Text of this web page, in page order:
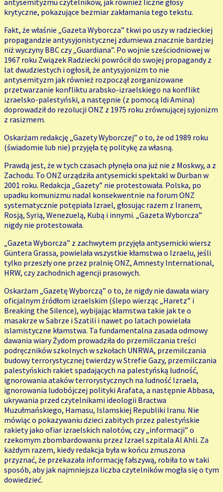
antysemityzmu czytelników, jak również liczne głosy
krytyczne, pokazujące bezmiar zakłamania tego tekstu.
Fakt, że właśnie „Gazeta Wyborcza” tkwi po uszy w radzieckiej
propagandzie antysyjonistycznej zdumiewa znacznie bardziej
niż wyczyny BBC czy „Guardiana”. Po wojnie sześciodniowej w
1967 roku Związek Radziecki powrócił do swojej propagandy z
lat dwudziestych i ogłosił, że antysyjonizm to nie
antysemityzm jak również rozpoczął zorganizowane
przetwarzanie konfliktu arabsko-izraelskiego na konflikt
izraelsko-palestyński, a następnie (z pomocą Idi Amina)
doprowadził do rezolucji ONZ z 1975 roku zrównującej syjonizm
z rasizmem.
Oskarżam redakcję „Gazety Wyborczej” o to, że od 1989 roku
(świadomie lub nie) przyjęła tę politykę za własną.
Prawdą jest, że w tych czasach płynęła ona już nie z Moskwy, a z
Zachodu. To ONZ urządziła antysemicki spektakl w Durban w
2001 roku. Redakcja „Gazety” nie protestowała. Polska, po
upadku komunizmu nadal konsekwentnie na forum ONZ
systematycznie potępiała Izrael, głosując razem z Iranem,
Rosją, Syrią, Wenezuelą, Kubą i innymi. „Gazeta Wyborcza”
nigdy nie protestowała.
„Gazeta Wyborcza” z zachwytem przyjęła antysemicki wiersz
Güntera Grassa, powielała wszystkie kłamstwa o Izraelu, jeśli
tylko przeszły one przez pralnię ONZ, Amnesty International,
HRW, czy zachodnich agencji prasowych.
Oskarżam „Gazetę Wyborczą” o to, że nigdy nie dawała wiary
oficjalnym źródłom izraelskim (ślepo wierząc „Haretz” i
Breaking the Silence), wybijając kłamstwa takie jak te o
masakrze w Sabrze i Szatili i nawet po latach powielała
islamistyczne kłamstwa. Ta fundamentalna zasada odmowy
dawania wiary Żydom prowadziła do przemilczania treści
podręczników szkolnych w szkołach UNRWA, przemilczania
budowy terrorystycznej twierdzy w Strefie Gazy, przemilczania
palestyńskich rakiet spadających na palestyńską ludność,
ignorowania ataków terrorystycznych na ludność Izraela,
ignorowania ludobójczej polityki Arafata, a następnie Abbasa,
ukrywania przed czytelnikami ideologii Bractwa
Muzułmańskiego, Hamasu, Islamskiej Republiki Iranu. Nie
mówiąc o pokazywaniu dzieci zabitych przez palestyńskie
rakiety jako ofiar izraelskich nalotów, czy „informacji” o
rzekomym zbombardowaniu przez Izrael szpitala Al Ahli. Za
każdym razem, kiedy redakcja była w końcu zmuszona
przyznać, że przekazała informację fałszywą, robiła to w taki
sposób, aby jak najmniejsza liczba czytelników mogła się o tym
dowiedzieć.